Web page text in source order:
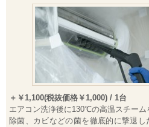
＋￥1,100(税抜価格￥1,000) / 1台
エアコン洗浄後に130℃の高温スチーム
除菌、カビなどの菌を徹底的に撃退し